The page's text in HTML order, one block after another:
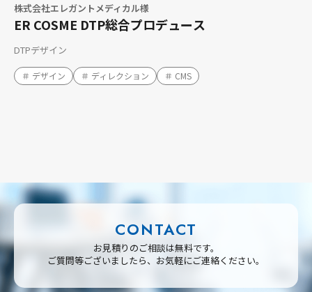
株式会社エレガントメディカル様
ER COSME DTP総合プロデュース
DTPデザイン
＃ デザイン ＃ ディレクション ＃ CMS
CONTACT
お見積りのご相談は無料です。
ご質問等ございましたら、お気軽にご連絡ください。